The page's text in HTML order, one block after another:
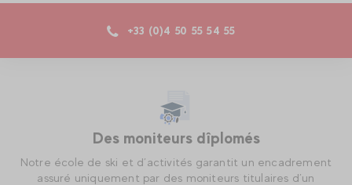
+33 (0)4 50 55 54 55
Des moniteurs dîplomés
Notre école de ski et d’activités garantit un encadrement
assuré uniquement par des moniteurs titulaires d’un